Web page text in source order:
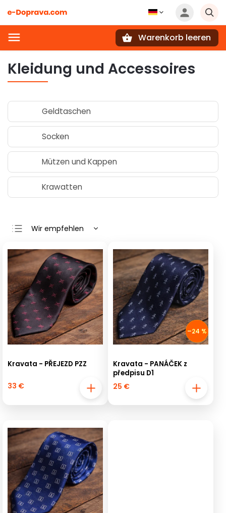
Warenkorb leeren
Kleidung und Accessoires
Geldtaschen
Socken
Mützen und Kappen
Krawatten
Wir empfehlen
Teuerste
Meistverkauft
Alphabetisch
Kravata - PŘEJEZD PZZ
33 €
–24 %
Kravata - PANÁČEK z
předpisu D1
25 €